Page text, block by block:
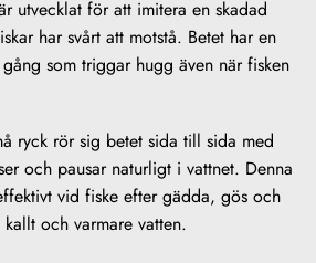
utvecklat för att imitera en skadad
har svårt att motstå. Betet har en
som triggar hugg även när fisken
ryck rör sig betet sida till sida med
och pausar naturligt i vattnet. Denna
vid fiske efter gädda, gös och
och varmare vatten.